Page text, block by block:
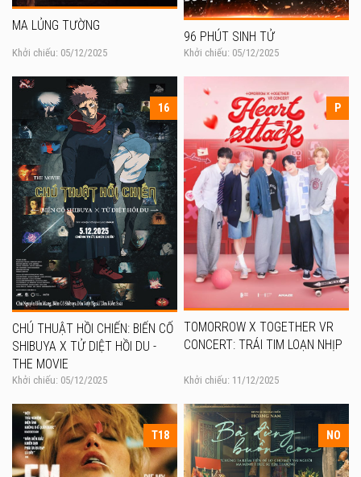
MA LỦNG TƯỜNG
Khởi chiếu: 05/12/2025
96 PHÚT SINH TỬ
Khởi chiếu: 05/12/2025
16
CHÚ THUẬT HỒI CHIẾN: BIẾN CỐ
SHIBUYA X TỬ DIỆT HỒI DU -
THE MOVIE
Khởi chiếu: 05/12/2025
P
TOMORROW X TOGETHER VR
CONCERT: TRÁI TIM LOẠN NHỊP
Khởi chiếu: 11/12/2025
T18 NO